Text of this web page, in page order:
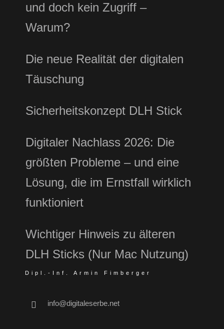
und doch kein Zugriff –
Warum?
Die neue Realität der digitalen
Täuschung
Sicherheitskonzept DLH Stick
Digitaler Nachlass 2026: Die
größten Probleme – und eine
Lösung, die im Ernstfall wirklich
funktioniert
Wichtiger Hinweis zu älteren
DLH Sticks (Nur Mac Nutzung)
Dipl.-Inf. Armin Fimberger
info@digitaleserbe.net